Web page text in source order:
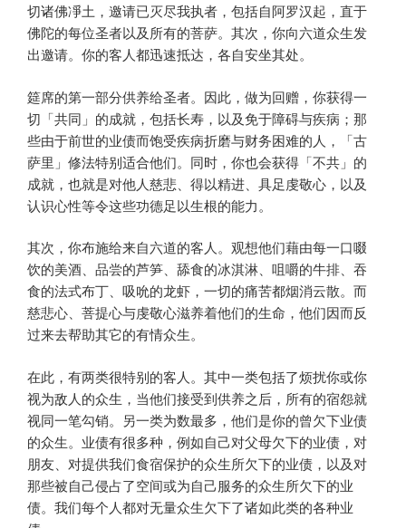
切诸佛凈土，邀请已灭尽我执者，包括自阿罗汉起，直于
佛陀的每位圣者以及所有的菩萨。其次，你向六道众生发
出邀请。你的客人都迅速抵达，各自安坐其处。
筵席的第一部分供养给圣者。因此，做为回赠，你获得一
切「共同」的成就，包括长寿，以及免于障碍与疾病；那
些由于前世的业债而饱受疾病折磨与财务困难的人，「古
萨里」修法特别适合他们。同时，你也会获得「不共」的
成就，也就是对他人慈悲、得以精进、具足虔敬心，以及
认识心性等令这些功德足以生根的能力。
其次，你布施给来自六道的客人。观想他们藉由每一口啜
饮的美酒、品尝的芦笋、舔食的冰淇淋、咀嚼的牛排、吞
食的法式布丁、吸吮的龙虾，一切的痛苦都烟消云散。而
慈悲心、菩提心与虔敬心滋养着他们的生命，他们因而反
过来去帮助其它的有情众生。
在此，有两类很特别的客人。其中一类包括了烦扰你或你
视为敌人的众生，当他们接受到供养之后，所有的宿怨就
视同一笔勾销。另一类为数最多，他们是你的曾欠下业债
的众生。业债有很多种，例如自己对父母欠下的业债，对
朋友、对提供我们食宿保护的众生所欠下的业债，以及对
那些被自己侵占了空间或为自己服务的众生所欠下的业
债。我们每个人都对无量众生欠下了诸如此类的各种业